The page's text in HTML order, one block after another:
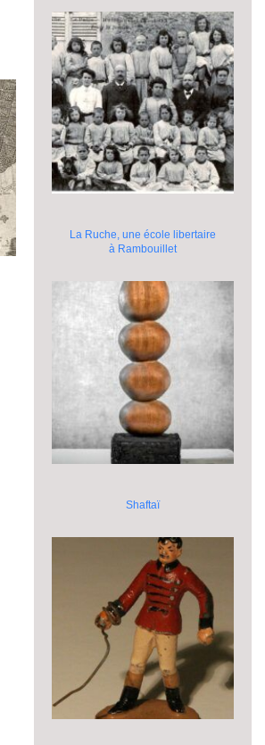
La Ruche, une école libertaire
à Rambouillet
Shaftaï